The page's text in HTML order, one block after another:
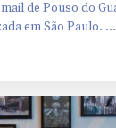
de Pouso do
em São Paulo. …